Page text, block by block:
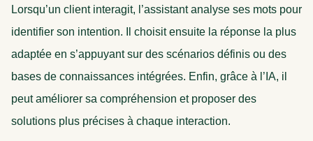
Lorsqu’un client interagit, l’assistant analyse ses mots pour
identifier son intention. Il choisit ensuite la réponse la plus
adaptée en s’appuyant sur des scénarios définis ou des
bases de connaissances intégrées. Enfin, grâce à l’IA, il
peut améliorer sa compréhension et proposer des
solutions plus précises à chaque interaction.